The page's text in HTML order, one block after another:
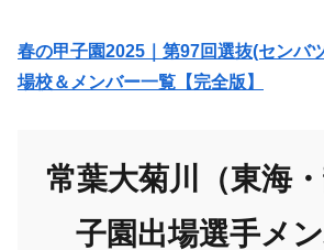
春の甲子園2025｜第97回選抜(センバ
場校＆メンバー一覧【完全版】
常葉大菊川（東海
子園出場選手メ